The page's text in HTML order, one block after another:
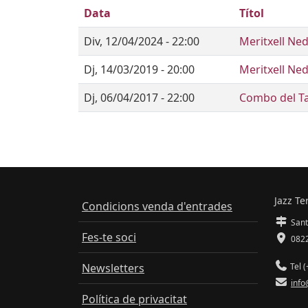
Data Títol
Div, 12/04/2024 - 22:00
Meritxell
Dj, 14/03/2019 - 20:00
Meritxell
Dj, 06/04/2017 - 22:00
Combo del
Condicions venda d'entrades
Fes-te soci
Newsletters
Política de privacitat
Jazz
Tel